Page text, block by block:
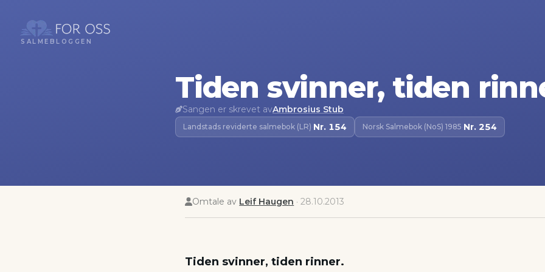
SALMEBLOGGEN
Tiden svinner, tiden
Sangen er skrevet avAmbrosius Stub
Landstads reviderte salmebok (LR)·Nr. 154 Norsk Salmebok (NoS) 1985·Nr. 254
Omtale av Leif Haugen ·28.10.2013
Tiden svinner, tiden rinner.